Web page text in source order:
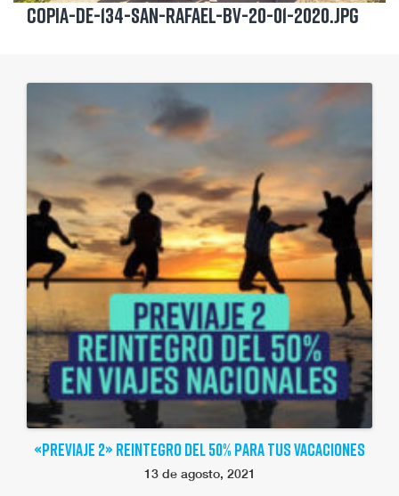
Copia-de-134-San-Rafael-BV-20-01-2020.jpg
«PREVIAJE 2» REINTEGRO DEL 50% PARA TUS VACACIONES
13 de agosto, 2021